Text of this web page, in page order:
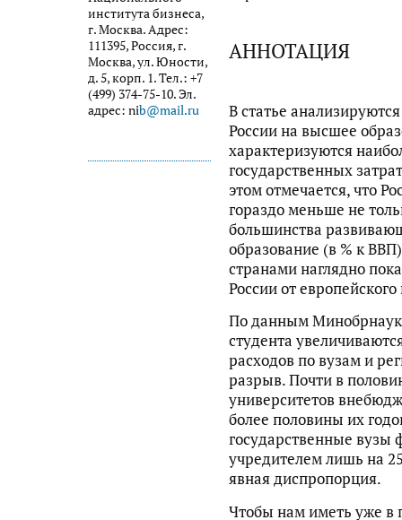
института бизнеса,
г. Москва. Адрес:
111395, Россия, г.
Москва, ул. Юности,
д. 5, корп. 1. Тел.: +7
(499) 374-75-10. Эл.
адрес: nib@mail.ru
АННОТАЦИЯ
В статье
России на высшее
характеризуются
государственных
этом отмечается, что
гораздо меньше не
большинства
образование (в % к
странами наглядно
России от
По данным
студента
расходов по вузам и
разрыв. Почти в
университетов
более половины их
государственные вузы
учредителем лишь на
явная диспропорция.
Чтобы нам иметь уже в